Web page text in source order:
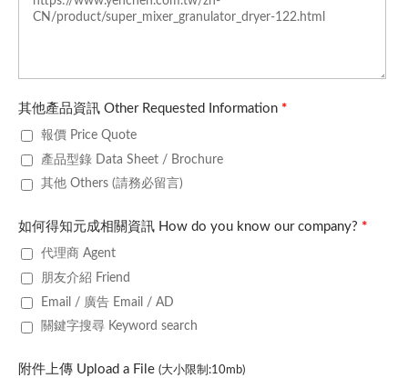
其他產品資訊 Other Requested Information *
報價 Price Quote
產品型錄 Data Sheet / Brochure
其他 Others (請務必留言)
如何得知元成相關資訊 How do you know our company? *
代理商 Agent
朋友介紹 Friend
Email / 廣告 Email / AD
關鍵字搜尋 Keyword search
附件上傳 Upload a File (大小限制:10mb)